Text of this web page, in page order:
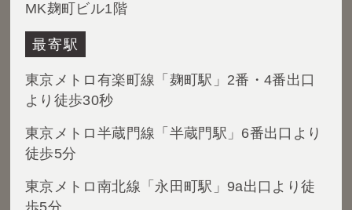
MK麹町ビル1階
最寄駅
東京メトロ有楽町線「麹町駅」2番・4番出口
より徒歩30秒
東京メトロ半蔵門線「半蔵門駅」6番出口より
徒歩5分
東京メトロ南北線「永田町駅」9a出口より徒
歩5分